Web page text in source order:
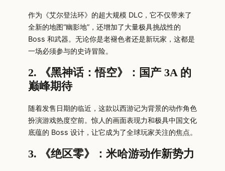
作为《艾尔登法环》的超大规模 DLC，它不仅带来了
全新的地图“幽影地”，还增加了大量极具挑战性的
Boss 和武器。无论你是老褪色者还是新玩家，这都是
一场必须参与的史诗冒险。
2. 《黑神话：悟空》：国产 3A 的
巅峰期待
随着发售日期的临近，这款以西游记为背景的动作角色
扮演游戏热度空前。惊人的画面表现力和极具中国文化
底蕴的 Boss 设计，让它成为了全球玩家关注的焦点。
3. 《绝区零》：米哈游动作新势力